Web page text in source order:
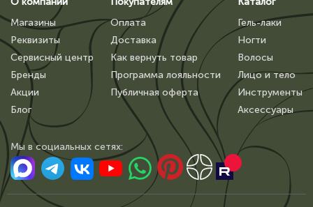
Магазины
Реквизиты
Сервисный центр
Бренды
Акции
Блог
Оплата
Доставка
Как вернуть товар
Программа лояльности
Публичная оферта
Гель-лаки
Ногти
Волосы
Лицо и тело
Инструменты
Аксессуары
Мы в сoциальных сетях: